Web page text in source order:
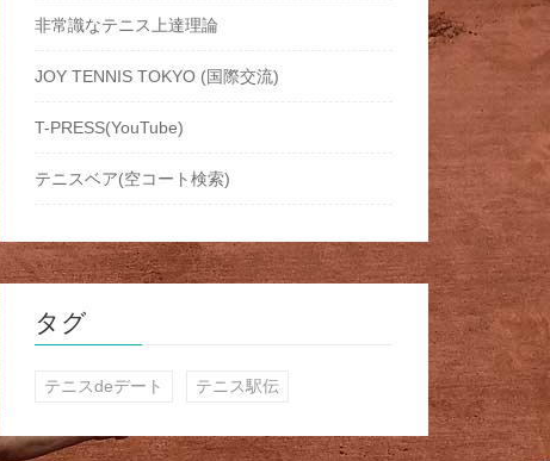
非常識なテニス上達理論
JOY TENNIS TOKYO (国際交流)
T-PRESS(YouTube)
テニスベア(空コート検索)
タグ
テニスdeデート テニス駅伝